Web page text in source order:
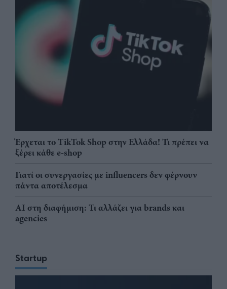
Έρχεται το TikTok Shop στην Ελλάδα! Τι πρέπει να
ξέρει κάθε e-shop
Γιατί οι συνεργασίες με influencers δεν φέρνουν
πάντα αποτέλεσμα
AI στη διαφήμιση: Τι αλλάζει για brands και
agencies
Startup